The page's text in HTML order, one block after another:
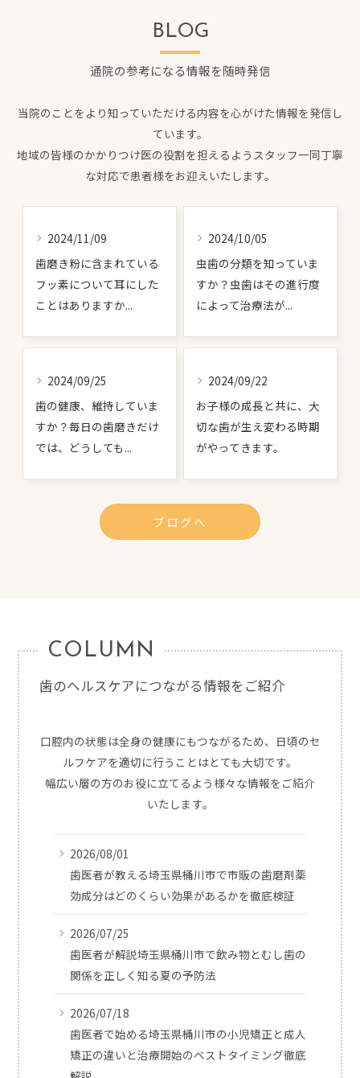
BLOG
通院の参考になる情報を随時発信
当院のことをより知っていただける内容を心がけた情報を発信し
ています。
地域の皆様のかかりつけ医の役割を担えるようスタッフ一同丁寧
な対応で患者様をお迎えいたします。
2024/11/09
歯磨き粉に含まれている
フッ素について耳にした
ことはありますか...
2024/10/05
虫歯の分類を知っていま
すか？虫歯はその進行度
によって治療法が...
2024/09/25
歯の健康、維持していま
すか？毎日の歯磨きだけ
では、どうしても...
2024/09/22
お子様の成長と共に、大
切な歯が生え変わる時期
がやってきます。
ブログへ
歯のヘルスケアにつながる情報をご紹介
COLUMN
口腔内の状態は全身の健康にもつながるため、日頃のセ
ルフケアを適切に行うことはとても大切です。
幅広い層の方のお役に立てるよう様々な情報をご紹介
いたします。
2026/08/01
歯医者が教える埼玉県桶川市で市販の歯磨剤薬
効成分はどのくらい効果があるかを徹底検証
2026/07/25
歯医者が解説埼玉県桶川市で飲み物とむし歯の
関係を正しく知る夏の予防法
2026/07/18
歯医者で始める埼玉県桶川市の小児矯正と成人
矯正の違いと治療開始のベストタイミング徹底